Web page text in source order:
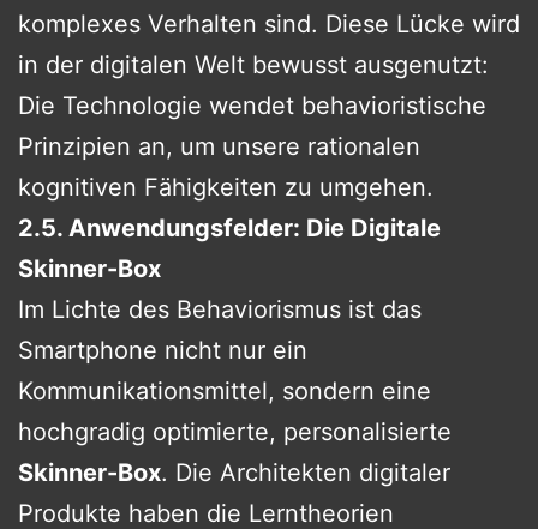
komplexes Verhalten sind. Diese Lücke wird
in der digitalen Welt bewusst ausgenutzt:
Die Technologie wendet behavioristische
Prinzipien an, um unsere rationalen
kognitiven Fähigkeiten zu umgehen.
2.5. Anwendungsfelder: Die Digitale
Skinner-Box
Im Lichte des Behaviorismus ist das
Smartphone nicht nur ein
Kommunikationsmittel, sondern eine
hochgradig optimierte, personalisierte
Skinner-Box. Die Architekten digitaler
Produkte haben die Lerntheorien